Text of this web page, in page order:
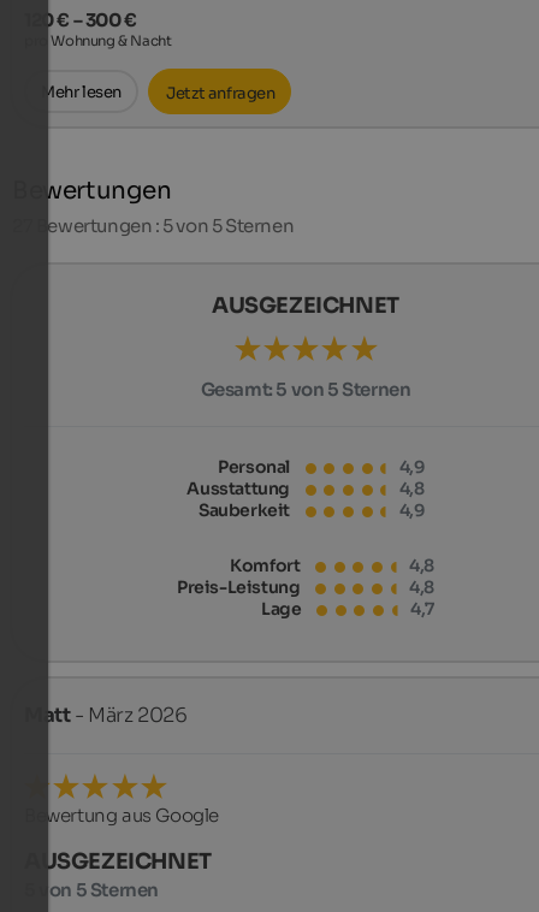
120 € – 300 €
pro Wohnung & Nacht
Mehr lesen Jetzt anfragen
Bewertungen
Bewertungen : 5 von 5 Sternen
AUSGEZEICHNET
Gesamt: 5 von 5 Sternen
Personal
4,9
Ausstattung
4,8
Sauberkeit
4,9
Komfort
4,8
Preis-Leistung
4,8
Lage
4,7
Matt- März 2026
Bewertung aus Google
AUSGEZEICHNET
5 von 5 Sternen